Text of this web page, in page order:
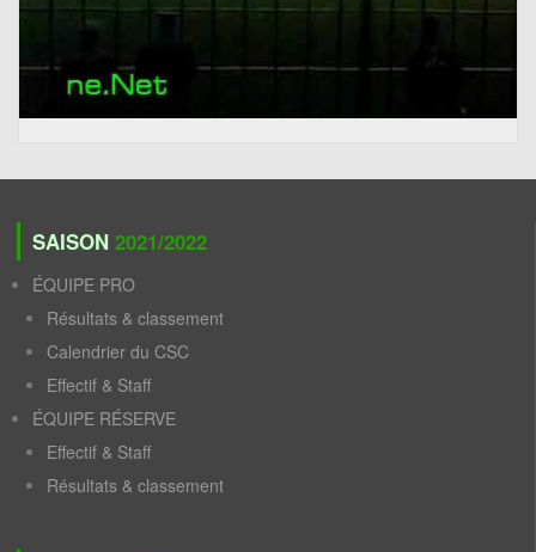
SAISON 2021/2022
ÉQUIPE PRO
Résultats & classement
Calendrier du CSC
Effectif & Staff
ÉQUIPE RÉSERVE
Effectif & Staff
Résultats & classement